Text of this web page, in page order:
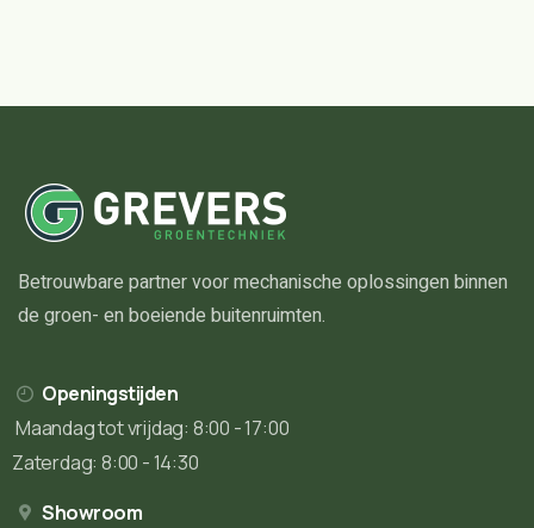
Betrouwbare partner voor mechanische oplossingen binnen
de groen- en boeiende buitenruimten.
Openingstijden
Maandag tot vrijdag: 8:00 - 17:00
Zaterdag: 8:00 - 14:30
Showroom